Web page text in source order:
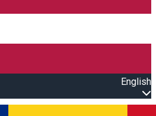
English